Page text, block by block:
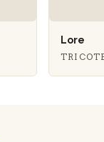
Lore